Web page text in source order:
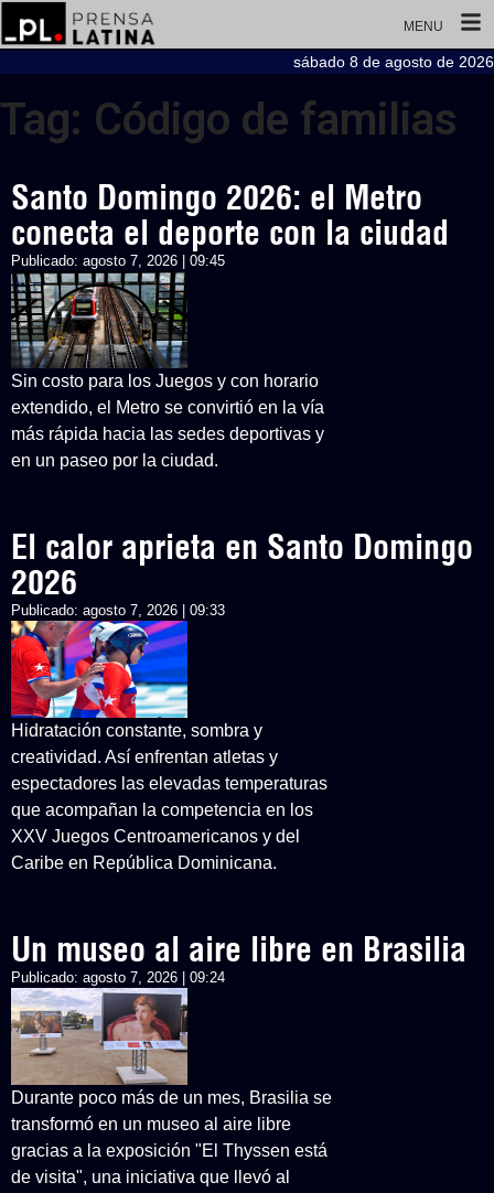
MENU
sábado 8 de agosto de 2026
Tag: Código de familias
Santo Domingo 2026: el Metro
conecta el deporte con la ciudad
Publicado: agosto 7, 2026 | 09:45
Sin costo para los Juegos y con horario
extendido, el Metro se convirtió en la vía
más rápida hacia las sedes deportivas y
en un paseo por la ciudad.
El calor aprieta en Santo Domingo
2026
Publicado: agosto 7, 2026 | 09:33
Hidratación constante, sombra y
creatividad. Así enfrentan atletas y
espectadores las elevadas temperaturas
que acompañan la competencia en los
XXV Juegos Centroamericanos y del
Caribe en República Dominicana.
Un museo al aire libre en Brasilia
Publicado: agosto 7, 2026 | 09:24
Durante poco más de un mes, Brasilia se
transformó en un museo al aire libre
gracias a la exposición "El Thyssen está
de visita", una iniciativa que llevó al